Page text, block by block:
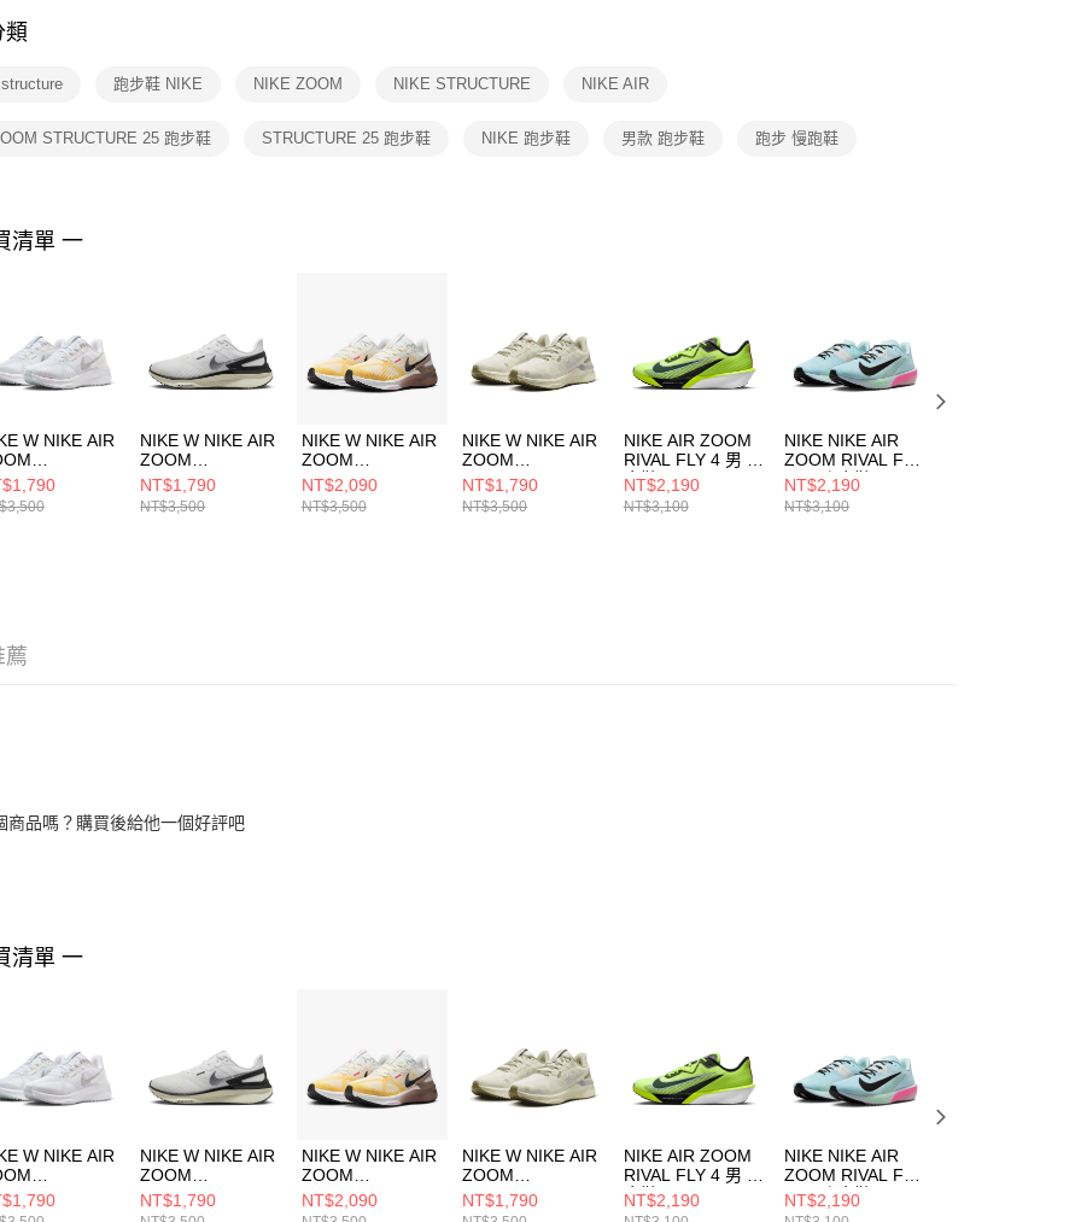
交易，需依本服務之必要範圍內提供個人資料，並將交易相關給付款項請
２．關於個人資料處理事宜，請瀏覽以下網址：
形，恩沛科技股份有限公司將有權停止該用戶之使用額度並採取法律行
動。
類
跑步鞋 NIKE NIKE ZOOM NIKE STRUCTURE NIKE AIR
STRUCTURE 25 跑步鞋 STRUCTURE 25 跑步鞋 NIKE 跑步鞋 男款 跑步鞋 跑步 慢跑鞋
清單 一
W NIKE AIR
25
步鞋
NIKE W NIKE AIR
ZOOM
STRUCTURE 25
女 跑步鞋
DJ7884104
NT$1,790
NT$3,500
NIKE W NIKE AIR
ZOOM
STRUCTURE 25
女 跑步鞋
DJ7884110
NT$2,090
NT$3,500
NIKE W NIKE AIR
ZOOM
STRUCTURE 25
女 跑步鞋
HQ3466141
NT$1,790
NT$3,500
NIKE AIR ZOOM
RIVAL FLY 4 男 跑
步鞋 IM8071999
NT$2,190
NT$3,100
NIKE NIKE AIR
ZOOM RIVAL FLY
4 男 跑步鞋
FV6040400
NT$2,190
NT$3,100
薦
商品嗎？購買後給他一個好評吧
清單 一
W NIKE AIR
25
步鞋
NIKE W NIKE AIR
ZOOM
STRUCTURE 25
女 跑步鞋
NT$1,790
NIKE W NIKE AIR
ZOOM
STRUCTURE 25
女 跑步鞋
NT$2,090
NIKE W NIKE AIR
ZOOM
STRUCTURE 25
女 跑步鞋
NT$1,790
NIKE AIR ZOOM
RIVAL FLY 4 男 跑
步鞋 IM8071999
NT$2,190
NIKE NIKE AIR
ZOOM RIVAL FLY
4 男 跑步鞋
FV6040400
NT$2,190